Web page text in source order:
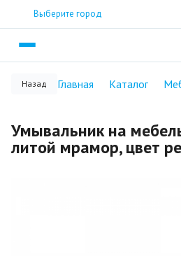
Выберите город
Назад Главная Каталог
Умывальник на
литой мрамор, цвет